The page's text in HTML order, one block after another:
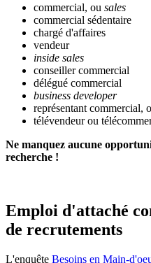
commercial, ou sales
commercial sédentaire
chargé d'affaires
vendeur
inside sales
conseiller commercial
délégué commercial
business developer
représentant commercial,
télévendeur ou
Ne manquez aucune
recherche !
Emploi d'attaché
de recrutements
L'enquête Besoins en Main-